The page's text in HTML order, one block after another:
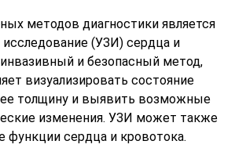
методов диагностики является
исследование (УЗИ) сердца и
и безопасный метод,
визуализировать состояние
толщину и выявить возможные
изменения. УЗИ может также
функции сердца и кровотока.